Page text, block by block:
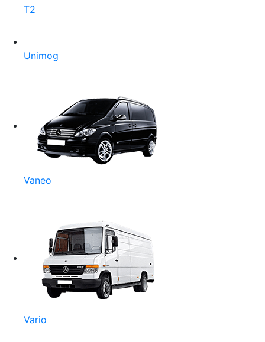
T2
Unimog
Vaneo
Vario